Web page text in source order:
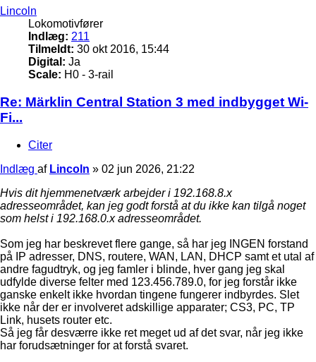
Lincoln
Lokomotivfører
Indlæg: 211
Tilmeldt: 30 okt 2016, 15:44
Digital: Ja
Scale: H0 - 3-rail
Re: Märklin Central Station 3 med indbygget Wi-
Fi...
Citer
Indlæg af Lincoln » 02 jun 2026, 21:22
Hvis dit hjemmenetværk arbejder i 192.168.8.x
adresseområdet, kan jeg godt forstå at du ikke kan tilgå noget
som helst i 192.168.0.x adresseområdet.
Som jeg har beskrevet flere gange, så har jeg INGEN forstand
på IP adresser, DNS, routere, WAN, LAN, DHCP samt et utal af
andre fagudtryk, og jeg famler i blinde, hver gang jeg skal
udfylde diverse felter med 123.456.789.0, for jeg forstår ikke
ganske enkelt ikke hvordan tingene fungerer indbyrdes. Slet
ikke når der er involveret adskillige apparater; CS3, PC, TP
Link, husets router etc.
Så jeg får desværre ikke ret meget ud af det svar, når jeg ikke
har forudsætninger for at forstå svaret.